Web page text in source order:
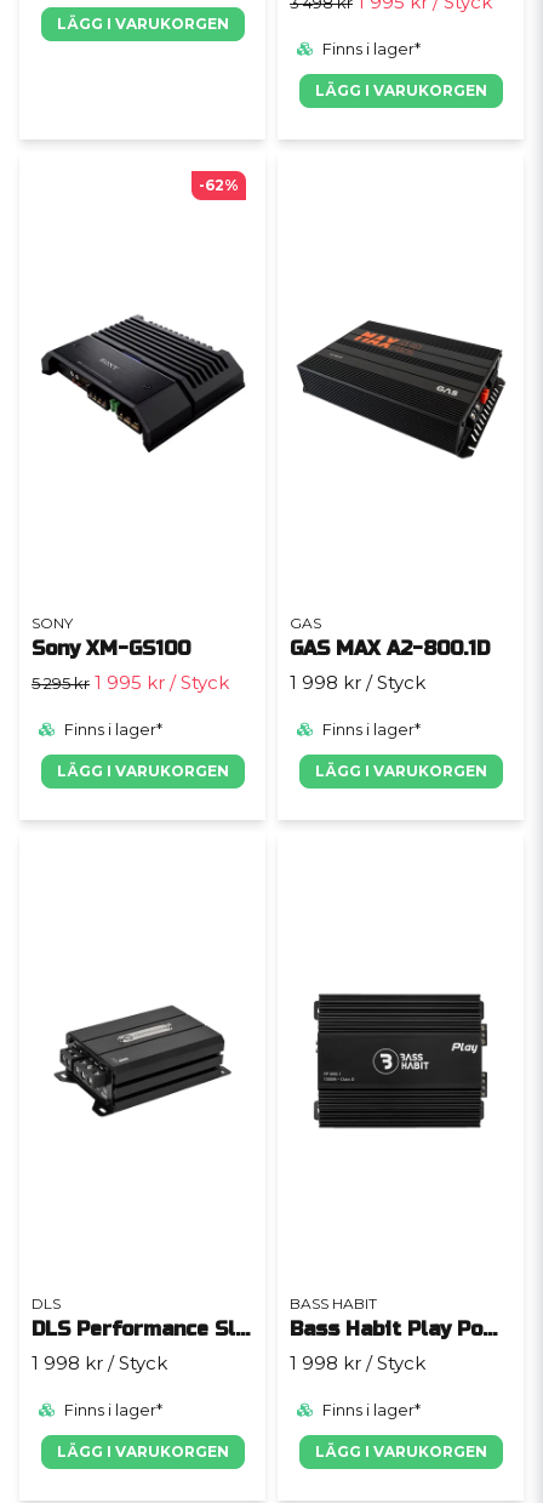
LÄGG I VARUKORGEN
Finns i lager*
LÄGG I VARUKORGEN
SONY
Sony XM-GS100
5 295 kr 1 995 kr / Styck
Finns i lager*
LÄGG I VARUKORGEN
-62%
GAS
GAS MAX A2-800.1D
1 998 kr / Styck
Finns i lager*
LÄGG I VARUKORGEN
DLS
DLS Performance Slim PS 1.500
1 998 kr / Styck
Finns i lager*
LÄGG I VARUKORGEN
BASS HABIT
Bass Habit Play Power 1000.1 (gen. 2)
1 998 kr / Styck
Finns i lager*
LÄGG I VARUKORGEN